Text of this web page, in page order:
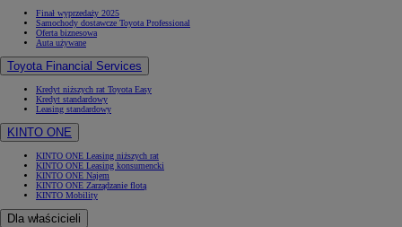
Finał wyprzedaży 2025
Samochody dostawcze Toyota Professional
Oferta biznesowa
Auta używane
Toyota Financial Services
Kredyt niższych rat Toyota Easy
Kredyt standardowy
Leasing standardowy
KINTO ONE
KINTO ONE Leasing niższych rat
KINTO ONE Leasing konsumencki
KINTO ONE Najem
KINTO ONE Zarządzanie flotą
KINTO Mobility
Dla właścicieli